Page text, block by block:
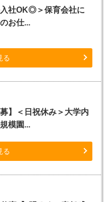
入社OK◎＞保育会社に
お仕...
る
募】＜日祝休み＞大学内
模園...
る